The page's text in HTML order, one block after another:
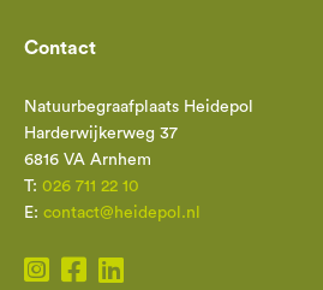
Contact
Natuurbegraafplaats Heidepol
Harderwijkerweg 37
6816 VA Arnhem
T: 026 711 22 10
E: contact@heidepol.nl